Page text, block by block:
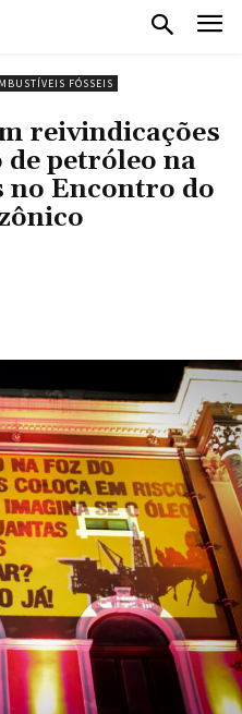
FÓSSEIS
reivindicações
petróleo na
no Encontro do